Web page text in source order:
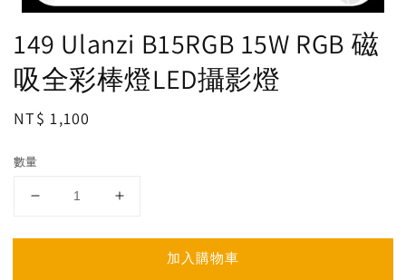
149 Ulanzi B15RGB 15W RGB 磁
吸全彩棒燈LED攝影燈
Regular
NT$ 1,100
數量
加入購物車